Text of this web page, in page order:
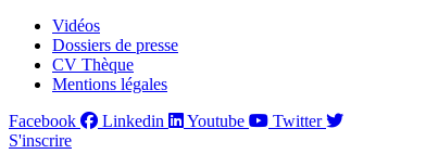
Vidéos
Dossiers de presse
CV Thèque
Mentions légales
Facebook
Linkedin Youtube
Twitter
S'inscrire